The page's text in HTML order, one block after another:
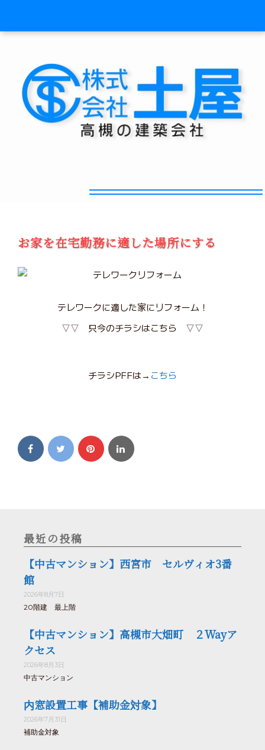
お家を在宅勤務に適した場所にする
テレワークに適した家にリフォーム！
▽▽ 只今のチラシはこちら ▽▽
チラシPFFは→ こちら
最近の投稿
【中古マンション】西宮市 セルヴィオ3番
館
2026年8月7日
20階建 最上階
【中古マンション】高槻市大畑町 ２Wayア
クセス
2026年8月3日
中古マンション
内窓設置工事【補助金対象】
2026年7月31日
補助金対象